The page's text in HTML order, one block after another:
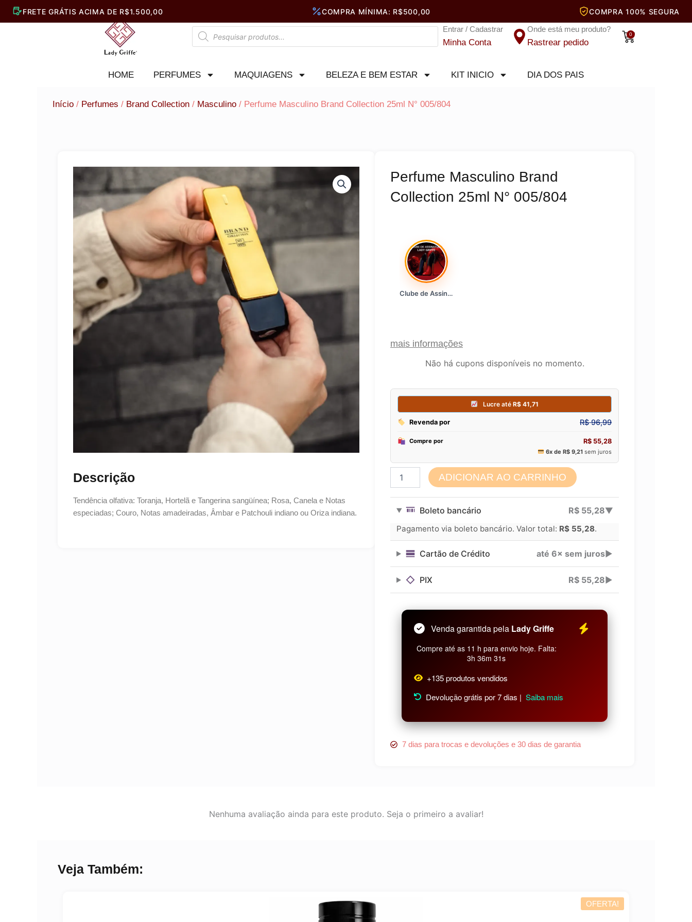
Pesquisar
produtos
Entrar / Cadastrar
Minha Conta
Onde está meu produto?
Rastrear pedido
0
Carrinho
HOME PERFUMES MAQUIAGENS BELEZA E BEM ESTAR KIT INICIO DIA DOS PAIS
Início / Perfumes / Brand Collection / Masculino / Perfume Masculino Brand Collection 25ml N° 005/804
Descrição
Tendência olfativa: Toranja, Hortelã e Tangerina sangüínea; Rosa, Canela e Notas
especiadas; Couro, Notas amadeiradas, Âmbar e Patchouli indiano ou Oriza indiana.
Perfume Masculino Brand
Collection 25ml N° 005/804
Clube de Assinatura Lady Griffe
mais informações
Não há cupons disponíveis no momento.
Lucre até
Revenda por
Compre por
Masculino
25ml
005/804
quantidade
ADICIONAR AO CARRINHO
Boleto bancário R$ 55,28▶
Pagamento via boleto bancário. Valor total: R$ 55,28.
Cartão de Crédito até 6× sem juros▶
PIX R$ 55,28▶
Venda garantida pela Lady Griffe
Compre até as 11 h para envio hoje. Falta:
3h 36m 30s
+135 produtos vendidos
Devolução grátis por 7 dias | Saiba mais
7 dias para trocas e devoluções e 30 dias de garantia
Nenhuma avaliação ainda para este produto. Seja o primeiro a avaliar!
Veja Também:
OFERTA!